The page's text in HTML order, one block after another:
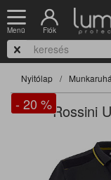
Menü Fiók
Nyitólap
Rossini
- 20 %